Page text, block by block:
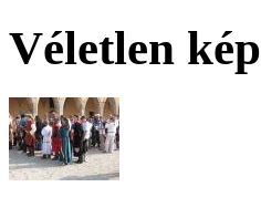
Véletlen kép